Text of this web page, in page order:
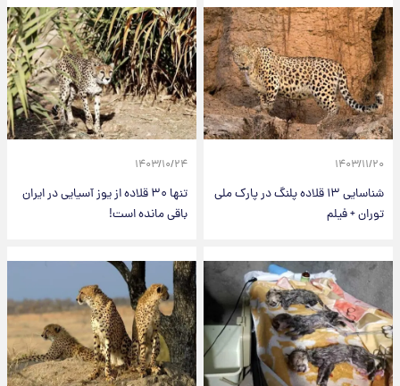
۱۴۰۳/۱۱/۲۰
شناسایی ۱۳ قلاده پلنگ در پارک ملی
توران + فیلم
۱۴۰۳/۱۰/۲۴
تنها ۳۰ قلاده از یوز آسیایی در ایران
باقی مانده است!